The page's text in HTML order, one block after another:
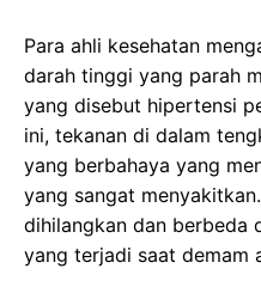
Para ahli kesehatan
darah tinggi yang parah
yang disebut hipertensi
ini, tekanan di dalam
yang berbahaya yang
yang sangat
dihilangkan dan berbeda
yang terjadi saat demam